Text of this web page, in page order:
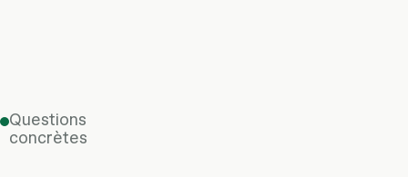
Questions
concrètes